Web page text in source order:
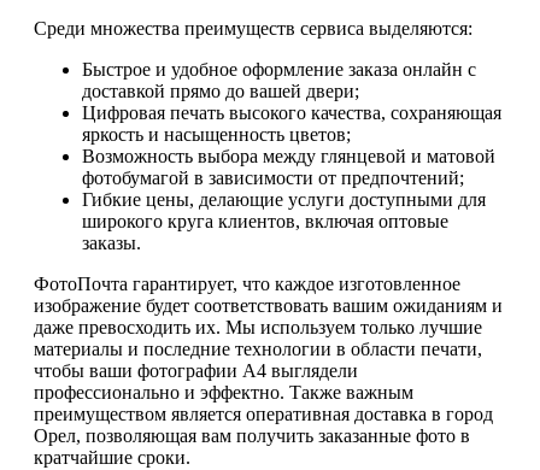
Среди множества преимуществ сервиса выделяются:
Быстрое и удобное оформление заказа онлайн с
доставкой прямо до вашей двери;
Цифровая печать высокого качества, сохраняющая
яркость и насыщенность цветов;
Возможность выбора между глянцевой и матовой
фотобумагой в зависимости от предпочтений;
Гибкие цены, делающие услуги доступными для
широкого круга клиентов, включая оптовые
заказы.
ФотоПочта гарантирует, что каждое изготовленное
изображение будет соответствовать вашим ожиданиям и
даже превосходить их. Мы используем только лучшие
материалы и последние технологии в области печати,
чтобы ваши фотографии А4 выглядели
профессионально и эффектно. Также важным
преимуществом является оперативная доставка в город
Орел, позволяющая вам получить заказанные фото в
кратчайшие сроки.